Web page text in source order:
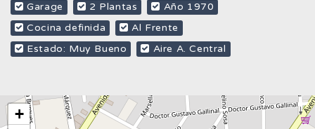
Garage
2 Plantas
Año 1970
Cocina definida
Al Frente
Estado: Muy Bueno
Aire A. Central
+